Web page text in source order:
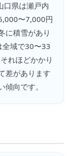
口県は瀬戸内
〜7,000円
に積雪があり
全域で30〜33
れほどかかり
差があります
向です。